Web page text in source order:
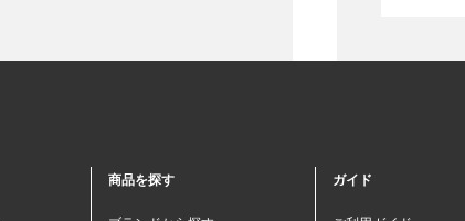
商品を探す ガイド